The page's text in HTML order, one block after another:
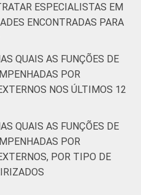
e
66
e
37
e
ESPECIALISTAS EM
ENCONTRADAS PARA
QUAIS AS FUNÇÕES DE
POR
NOS ÚLTIMOS 12
QUAIS AS FUNÇÕES DE
POR
POR TIPO DE